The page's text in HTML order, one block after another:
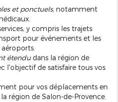
et ponctuels, notamment
y compris les trajets
pour événements et les
étendudans la région de
l'objectif de satisfaire tous vos
pour vos déplacements en
région de Salon-de-Provence.